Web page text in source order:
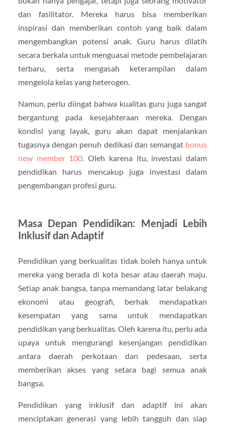
dan fasilitator. Mereka harus bisa memberikan
inspirasi dan memberikan contoh yang baik dalam
mengembangkan potensi anak. Guru harus dilatih
secara berkala untuk menguasai metode pembelajaran
terbaru, serta mengasah keterampilan dalam
mengelola kelas yang heterogen.
Namun, perlu diingat bahwa kualitas guru juga sangat
bergantung pada kesejahteraan mereka. Dengan
kondisi yang layak, guru akan dapat menjalankan
tugasnya dengan penuh dedikasi dan semangat bonus
new member 100. Oleh karena itu, investasi dalam
pendidikan harus mencakup juga investasi dalam
pengembangan profesi guru.
Masa Depan Pendidikan: Menjadi Lebih
Inklusif dan Adaptif
Pendidikan yang berkualitas tidak boleh hanya untuk
mereka yang berada di kota besar atau daerah maju.
Setiap anak bangsa, tanpa memandang latar belakang
ekonomi atau geografi, berhak mendapatkan
kesempatan yang sama untuk mendapatkan
pendidikan yang berkualitas. Oleh karena itu, perlu ada
upaya untuk mengurangi kesenjangan pendidikan
antara daerah perkotaan dan pedesaan, serta
memberikan akses yang setara bagi semua anak
bangsa.
Pendidikan yang inklusif dan adaptif ini akan
menciptakan generasi yang lebih tangguh dan siap